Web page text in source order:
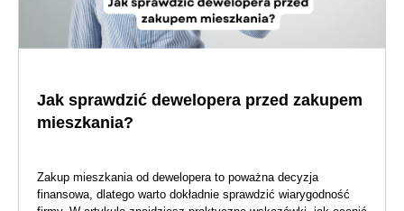
Jak sprawdzić dewelopera przed zakupem
mieszkania?
Zakup mieszkania od dewelopera to poważna decyzja
finansowa, dlatego warto dokładnie sprawdzić wiarygodność